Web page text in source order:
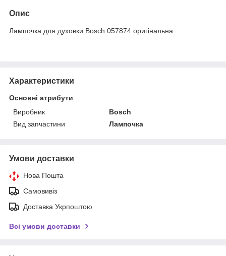
Опис
Лампочка для духовки Bosch 057874 оригінальна
Характеристики
Основні атрибути
Виробник
Bosch
Вид запчастини
Лампочка
Умови доставки
Нова Пошта
Самовивіз
Доставка Укрпоштою
Всі умови доставки